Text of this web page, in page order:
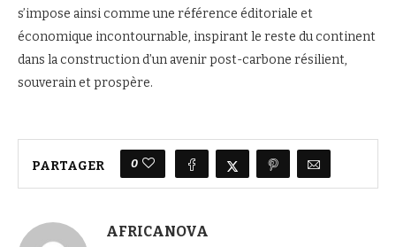
s’impose ainsi comme une référence éditoriale et
économique incontournable, inspirant le reste du continent
dans la construction d’un avenir post-carbone résilient,
souverain et prospère.
PARTAGER 0
AFRICANOVA